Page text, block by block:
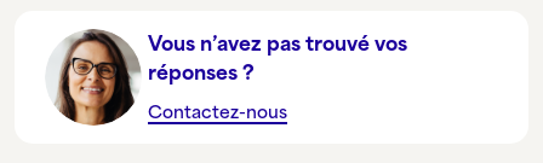
Vous n’avez pas trouvé vos
réponses ?
Contactez-nous